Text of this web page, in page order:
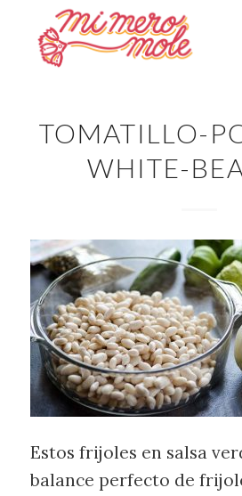
TOMATILLO-
WHITE-
Estos frijoles en salsa
balance perfecto de